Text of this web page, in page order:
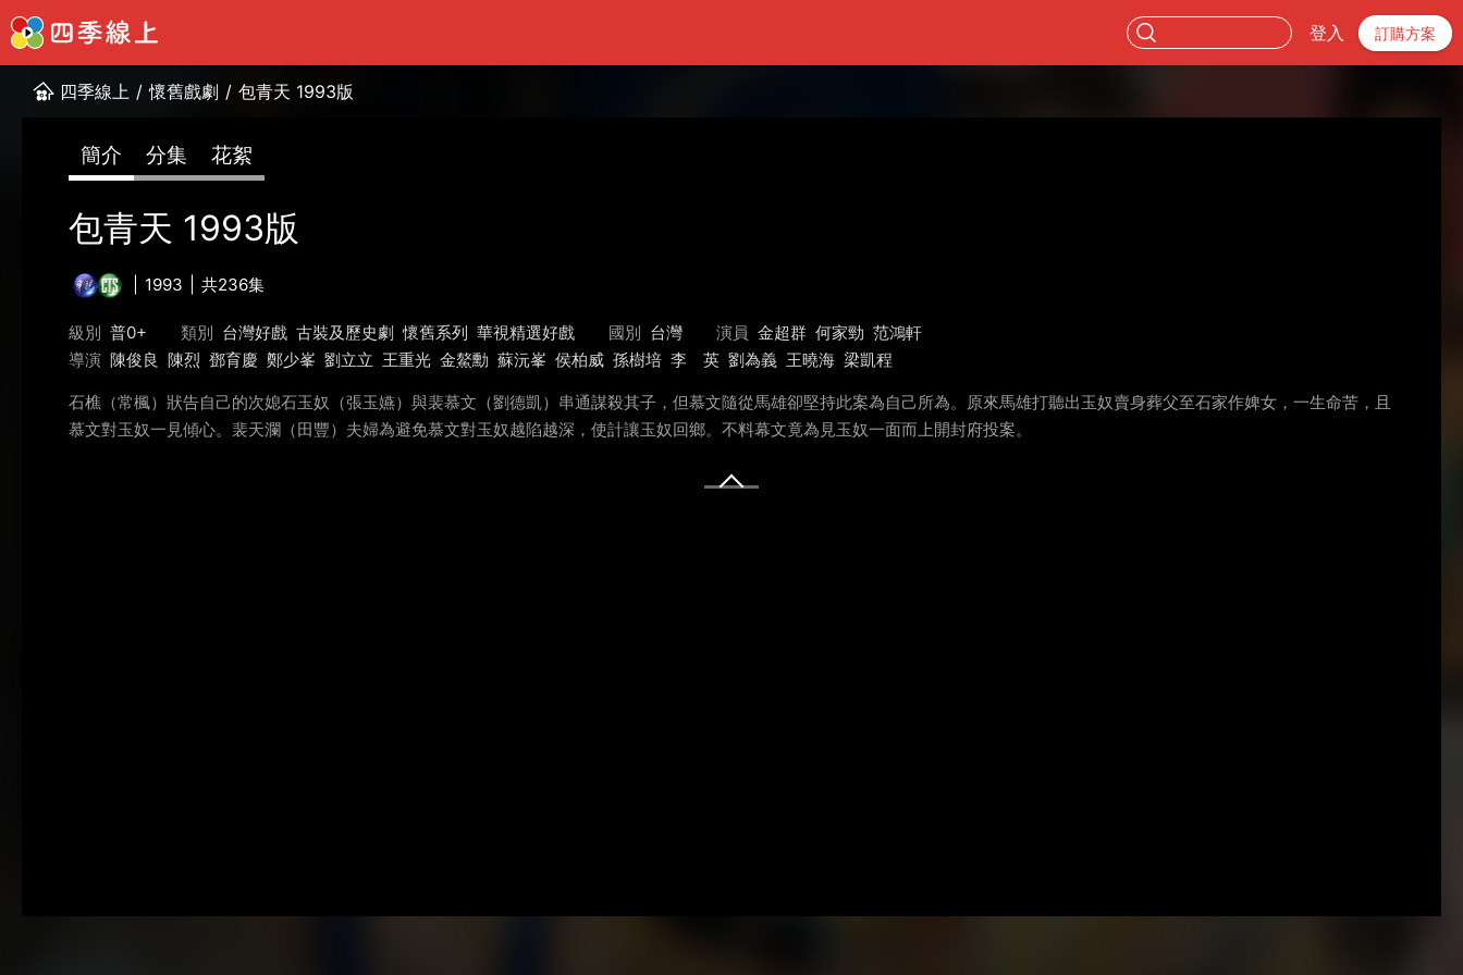
登入 訂購方案
四季線上 / 懷舊戲劇 / 包青天 1993版
簡介 分集 花絮
包青天 1993版
1993 共236集
級別 普0+ 類別 台灣好戲 古裝及歷史劇 懷舊系列 華視精選好戲 國別 台灣 演員 金超群 何家勁 范鴻軒
導演 陳俊良 陳烈 鄧育慶 鄭少峯 劉立立 王重光 金鰲勳 蘇沅峯 侯柏威 孫樹培 李 英 劉為義 王曉海 梁凱程
石樵（常楓）狀告自己的次媳石玉奴（張玉嬿）與裴慕文（劉德凱）串通謀殺其子，但慕文隨從馬雄卻堅持此案為自己所為。原來馬雄打聽出玉奴賣身葬父至石家作婢女，一生命苦，且
慕文對玉奴一見傾心。裴天瀾（田豐）夫婦為避免慕文對玉奴越陷越深，使計讓玉奴回鄉。不料幕文竟為見玉奴一面而上開封府投案。